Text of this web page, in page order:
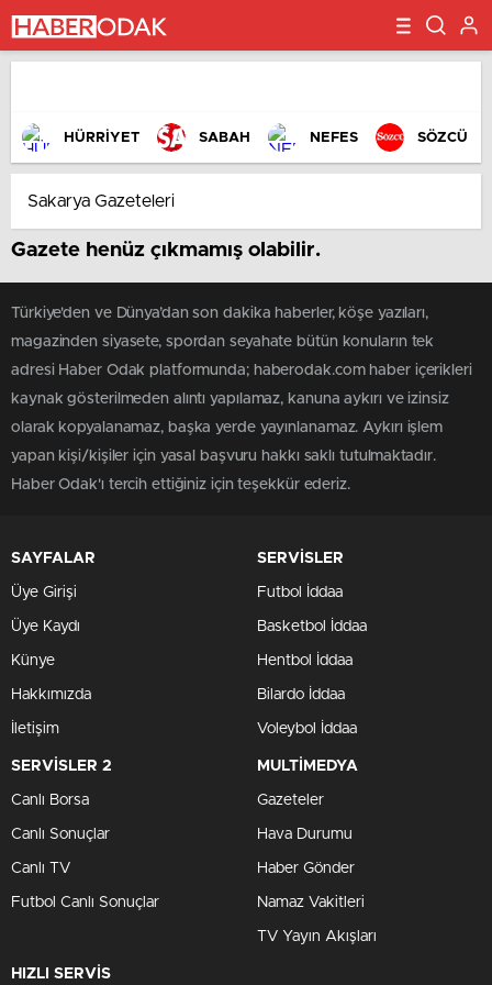
HÜRRİYET SABAH NEFES SÖZCÜ
Gazete henüz çıkmamış olabilir.
Türkiye'den ve Dünya’dan son dakika haberler, köşe yazıları,
magazinden siyasete, spordan seyahate bütün konuların tek
adresi Haber Odak platformunda; haberodak.com haber içerikleri
kaynak gösterilmeden alıntı yapılamaz, kanuna aykırı ve izinsiz
olarak kopyalanamaz, başka yerde yayınlanamaz. Aykırı işlem
yapan kişi/kişiler için yasal başvuru hakkı saklı tutulmaktadır.
Haber Odak'ı tercih ettiğiniz için teşekkür ederiz.
SAYFALAR
Üye Girişi
Üye Kaydı
Künye
Hakkımızda
İletişim
SERVİSLER
Futbol İddaa
Basketbol İddaa
Hentbol İddaa
Bilardo İddaa
Voleybol İddaa
SERVİSLER 2
Canlı Borsa
Canlı Sonuçlar
Canlı TV
Futbol Canlı Sonuçlar
MULTİMEDYA
Gazeteler
Hava Durumu
Haber Gönder
Namaz Vakitleri
TV Yayın Akışları
HIZLI SERVİS